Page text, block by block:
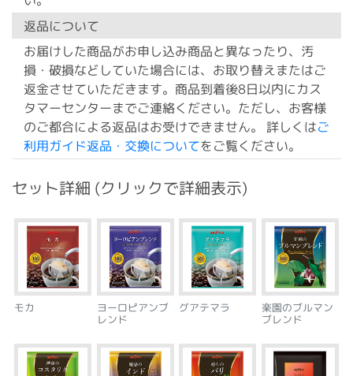
返品について
お届けした商品がお申し込み商品と異なったり、汚
損・破損などしていた場合には、お取り替えまたはご
返金させていただきます。商品到着後8日以内にカス
タマーセンターまでご連絡ください。ただし、お客様
のご都合による返品はお受けできません。 詳しくはご
利用ガイド返品・交換についてをご覧ください。
セット詳細 (クリックで詳細表示)
モカ ヨーロピアンブ
レンド
グアテマラ 楽園のブルマン
ブレンド